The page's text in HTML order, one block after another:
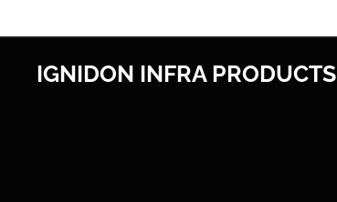
IGNIDON INFRA PRODUCTS